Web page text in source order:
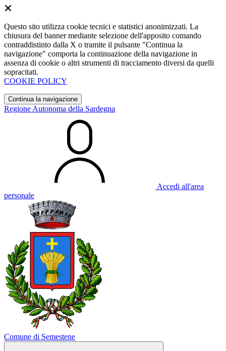
Questo sito utilizza cookie tecnici e statistici anonimizzati. La
chiusura del banner mediante selezione dell'apposito comando
contraddistinto dalla X o tramite il pulsante "Continua la
navigazione" comporta la continuazione della navigazione in
assenza di cookie o altri strumenti di tracciamento diversi da quelli
sopracitati.
COOKIE POLICY
Continua la navigazione
Regione Autonoma della Sardegna
Accedi all'area
personale
Comune di Semestene